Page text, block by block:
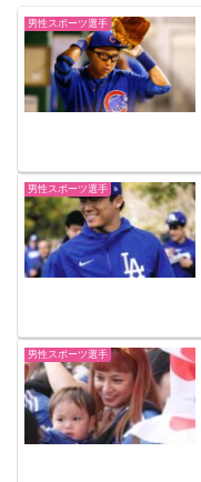
男性スポーツ選手
男性スポーツ選手
男性スポーツ選手